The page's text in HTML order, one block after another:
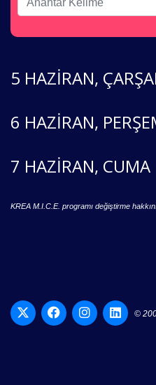
5 HAZİRAN,
6 HAZİRAN,
7 HAZİRAN, CUMA
KREA M.I.C.E. programı değiştirme
©